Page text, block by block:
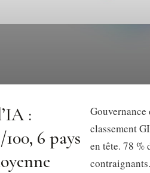
:
6 pays
classement
en tête. 78 %
contraignants.